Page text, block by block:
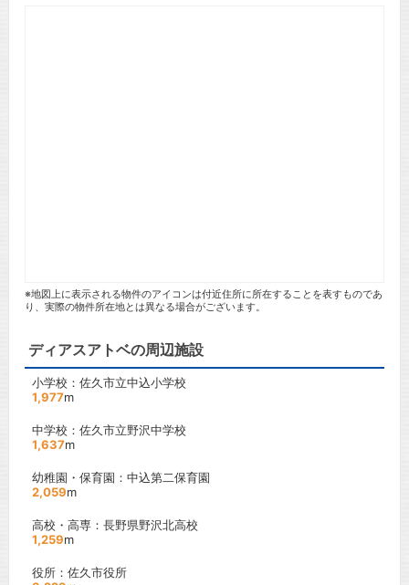
※地図上に表示される物件のアイコンは付近住所に所在することを表すものであ
り、実際の物件所在地とは異なる場合がございます。
ディアスアトベの周辺施設
小学校：佐久市立中込小学校
1,977m
中学校：佐久市立野沢中学校
1,637m
幼稚園・保育園：中込第二保育園
2,059m
高校・高専：長野県野沢北高校
1,259m
役所：佐久市役所